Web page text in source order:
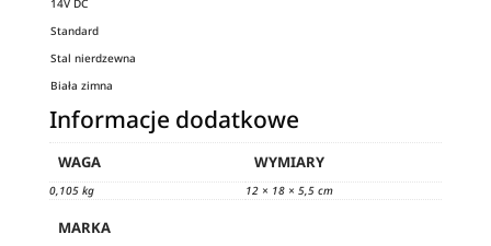
14V DC
Standard
Stal nierdzewna
Biała zimna
Informacje dodatkowe
WAGA
0,105 kg
WYMIARY
12 × 18 × 5,5 cm
MARKA